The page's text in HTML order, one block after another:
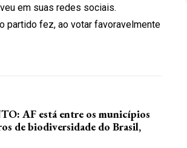
em suas redes sociais.
partido fez, ao votar favoravelmente
AF está entre os municípios
de biodiversidade do Brasil,